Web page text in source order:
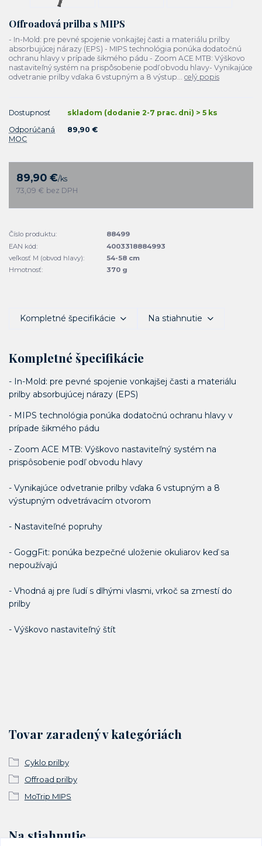
Offroadová prilba s MIPS
- In-Mold: pre pevné spojenie vonkajšej časti a materiálu prilby
absorbujúcej nárazy (EPS) - MIPS technológia ponúka dodatočnú
ochranu hlavy v prípade šikmého pádu - Zoom ACE MTB: Výškovo
nastaviteľný systém na prispôsobenie podľ obvodu hlavy- Vynikajúce
odvetranie prilby vďaka 6 vstupným a 8 výstup... celý popis
Dostupnosť
skladom (dodanie 2-7 prac. dni) > 5 ks
Odporúčaná
MOC
89,90 €
89,90 €/ks
73,09 € bez DPH
Číslo produktu:
88499
EAN kód:
4003318884993
veľkosť M (obvod hlavy):
54-58 cm
Hmotnosť:
370 g
Kompletné špecifikácie Na stiahnutie
Kompletné špecifikácie
- In-Mold: pre pevné spojenie vonkajšej časti a materiálu
prilby absorbujúcej nárazy (EPS)
- MIPS technológia ponúka dodatočnú ochranu hlavy v
prípade šikmého pádu
- Zoom ACE MTB: Výškovo nastaviteľný systém na
prispôsobenie podľ obvodu hlavy
- Vynikajúce odvetranie prilby vďaka 6 vstupným a 8
výstupným odvetrávacím otvorom
- Nastaviteľné popruhy
- GoggFit: ponúka bezpečné uloženie okuliarov keď sa
nepoužívajú
- Vhodná aj pre ľudí s dlhými vlasmi, vrkoč sa zmestí do
prilby
- Výškovo nastaviteľný štít
Tovar zaradený v kategóriách
Cyklo prilby
Offroad prilby
MoTrip MIPS
Na stiahnutie